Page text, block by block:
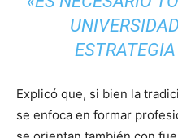
Explicó que, si bien la
se enfoca en formar